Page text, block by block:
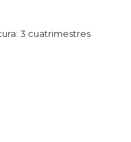
3 cuatrimestres